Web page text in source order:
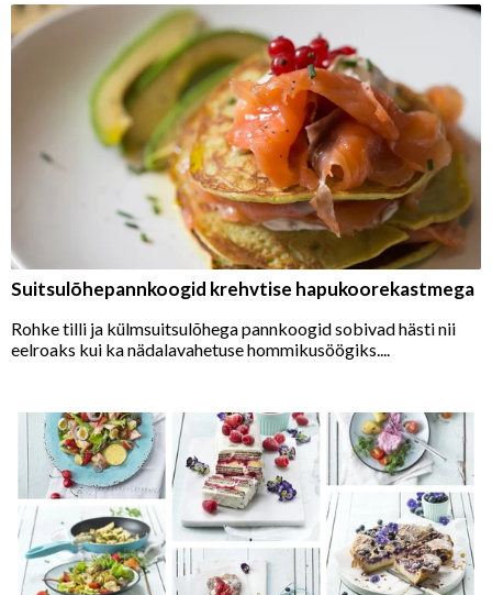
Suitsulõhepannkoogid krehvtise hapukoorekastmega
Rohke tilli ja külmsuitsulõhega pannkoogid sobivad hästi nii
eelroaks kui ka nädalavahetuse hommikusöögiks....